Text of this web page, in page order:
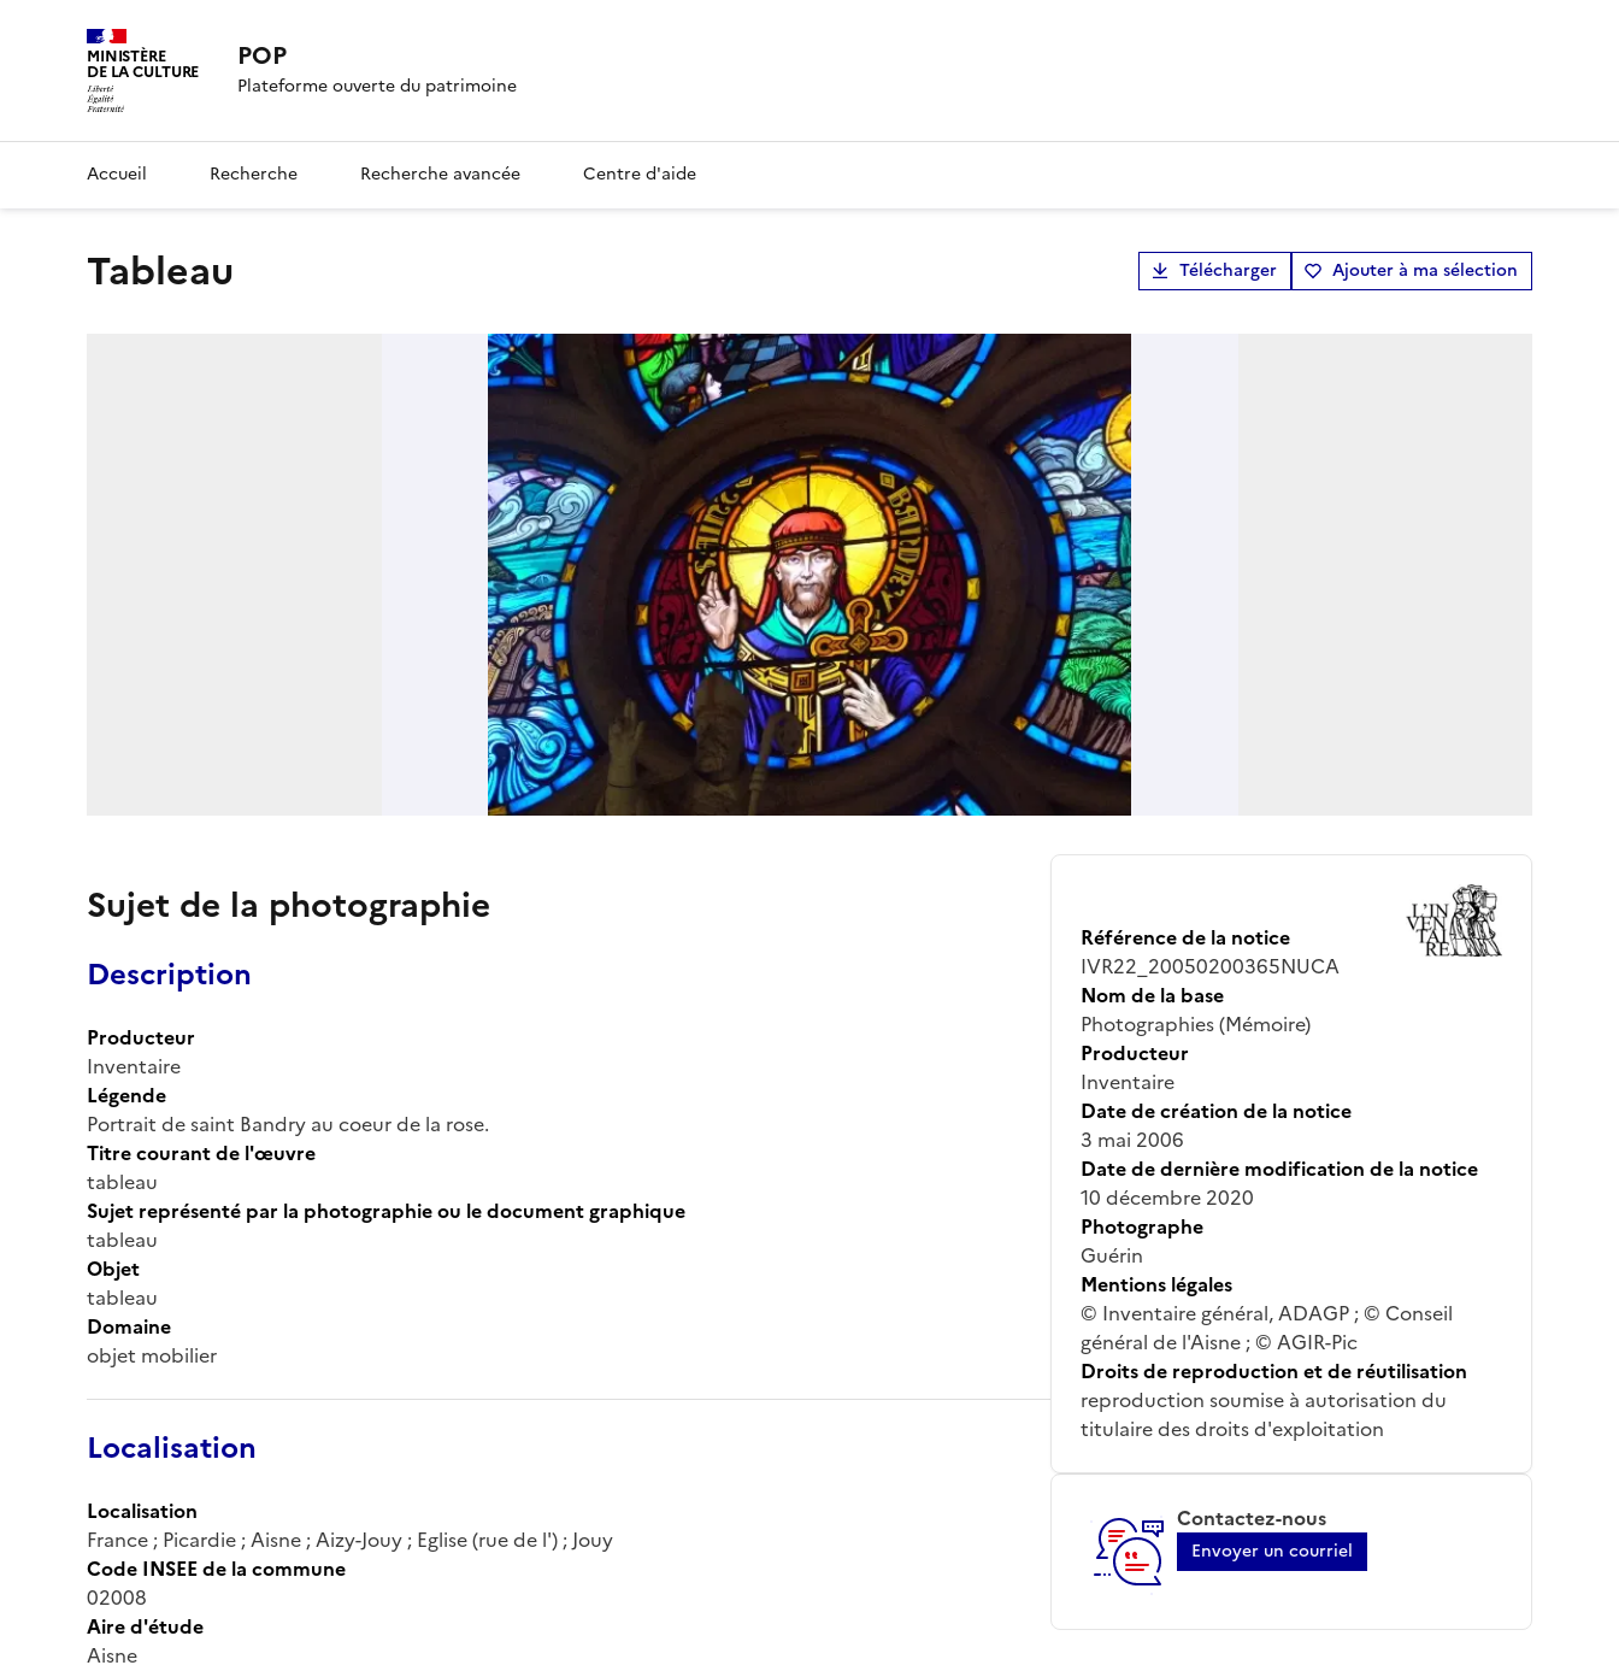
MINISTÈRE
DE LA CULTURE POP
Plateforme ouverte du patrimoine
Accueil Recherche Recherche avancée Centre d'aide
tableau Télécharger Ajouter à ma sélection
Sujet de la photographie
Description
Producteur
Inventaire
Légende
Portrait de saint Bandry au coeur de la rose.
Titre courant de l'œuvre
tableau
Sujet représenté par la photographie ou le document graphique
tableau
Objet
tableau
Domaine
objet mobilier
Localisation
Localisation
France ; Picardie ; Aisne ; Aizy-Jouy ; Eglise (rue de l') ; Jouy
Code INSEE de la commune
02008
Aire d'étude
Aisne
Référence de la notice
IVR22_20050200365NUCA
Nom de la base
Photographies (Mémoire)
Producteur
Inventaire
Date de création de la notice
3 mai 2006
Date de dernière modification de la notice
10 décembre 2020
Photographe
Guérin
Mentions légales
© Inventaire général, ADAGP ; © Conseil
général de l'Aisne ; © AGIR-Pic
Droits de reproduction et de réutilisation
reproduction soumise à autorisation du
titulaire des droits d'exploitation
Contactez-nous
Envoyer un courriel